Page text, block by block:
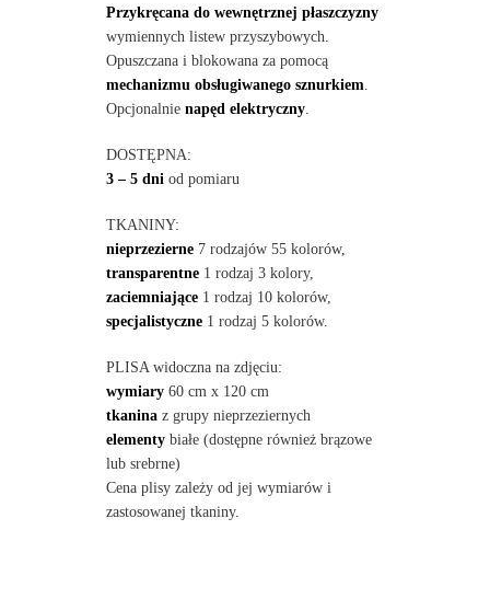
Przykręcana do wewnętrznej płaszczyzny
wymiennych listew przyszybowych.
Opuszczana i blokowana za pomocą
mechanizmu obsługiwanego sznurkiem
Opcjonalnie napęd elektryczny.
DOSTĘPNA:
3 – 5 dni od pomiaru
TKANINY:
nieprzezierne7 rodzajów 55 kolorów,
transparentne1 rodzaj 3 kolory,
zaciemniające1 rodzaj 10 kolorów,
specjalistyczne1 rodzaj 5 kolorów.
PLISA widoczna na zdjęciu:
wymiary60 cm x 120 cm
tkaninaz grupy nieprzeziernych
elementybiałe (dostępne również brązowe
lub srebrne)
Cena plisy zależy od jej wymiarów i
zastosowanej tkaniny.